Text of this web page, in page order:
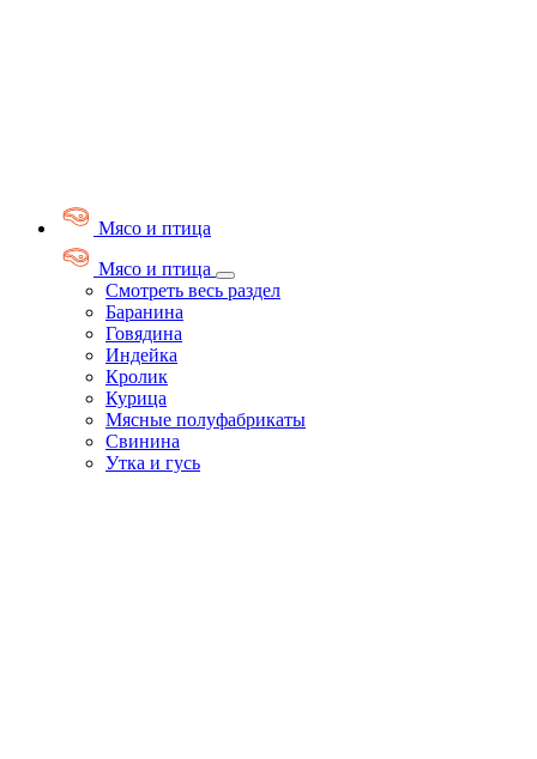
Мясо и птица
Мясо и птица
Смотреть весь раздел
Баранина
Говядина
Индейка
Кролик
Курица
Мясные полуфабрикаты
Свинина
Утка и гусь